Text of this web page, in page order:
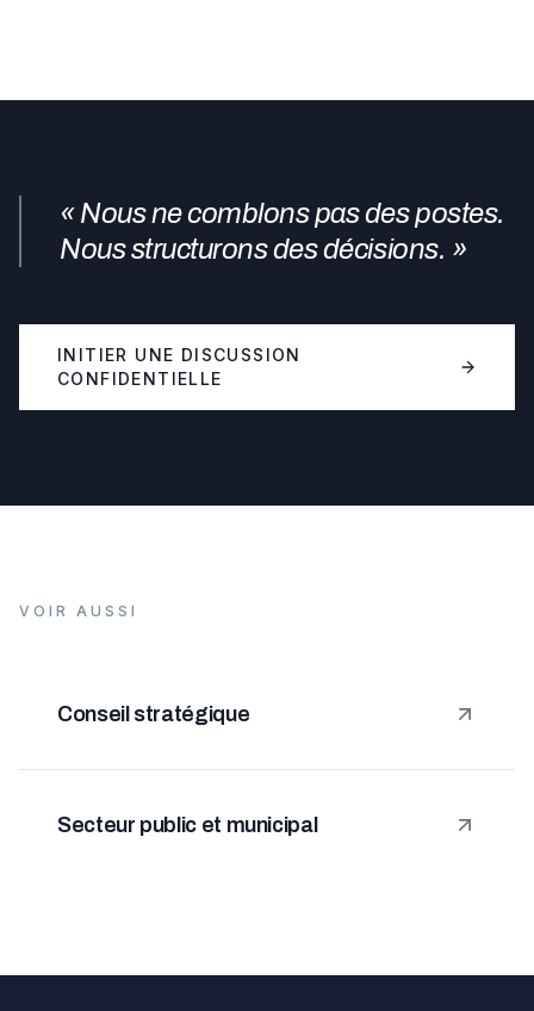
« Nous ne comblons pas des postes.
Nous structurons des décisions. »
INITIER UNE DISCUSSION
CONFIDENTIELLE
VOIR AUSSI
Conseil stratégique
Secteur public et municipal